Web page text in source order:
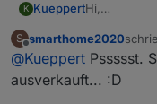
K KueppertHi,
Post nix
gewünscht
VG Thorsten
S
Offline
smarthome2020
@Kueppert Pssssst.
ausverkauft... :D